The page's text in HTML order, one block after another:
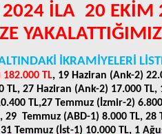
İLA 20 EKİM
İKRAMİYELERİ
182.000 TL, 19 Haziran (Ank-2)
TL, 27 Haziran (Ank-2) 17.000 TL,
TL,27 Temmuz (İzmir-2)
29 Temmuz (ABD-1) 8.000 TL, 28
Temmuz (İst-1) 10.000 TL, 1